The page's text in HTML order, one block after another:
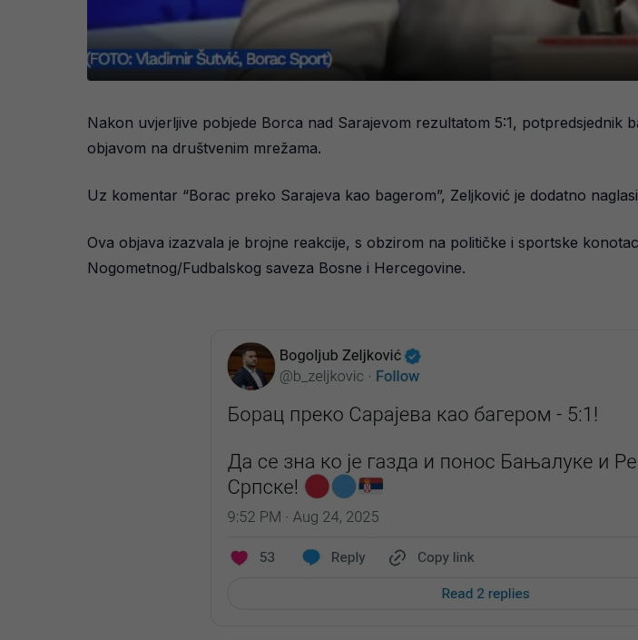
Nakon uvjerljive pobjede Borca nad Sarajevom rezultatom 5:1,
objavom na društvenim mrežama.
Uz komentar “Borac preko Sarajeva kao bagerom”, Zeljković je dodatno
Ova objava izazvala je brojne reakcije, s obzirom na političke i sportske
Nogometnog/Fudbalskog saveza Bosne i Hercegovine.